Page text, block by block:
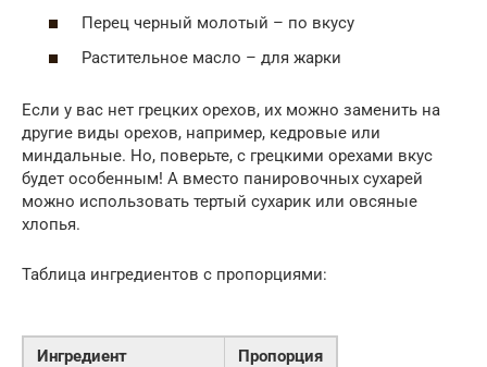
Перец черный молотый – по вкусу
Растительное масло – для жарки
Если у вас нет грецких орехов, их можно заменить на
другие виды орехов, например, кедровые или
миндальные. Но, поверьте, с грецкими орехами вкус
будет особенным! А вместо панировочных сухарей
можно использовать тертый сухарик или овсяные
хлопья.
Таблица ингредиентов с пропорциями:
Ингредиент
Пропорция